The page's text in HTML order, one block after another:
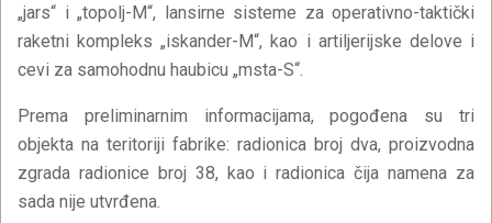
„jars“ i „topolj-M“, lansirne sisteme za operativno-taktički
raketni kompleks „iskander-M“, kao i artiljerijske delove i
cevi za samohodnu haubicu „msta-S“.
Prema preliminarnim informacijama, pogođena su tri
objekta na teritoriji fabrike: radionica broj dva, proizvodna
zgrada radionice broj 38, kao i radionica čija namena za
sada nije utvrđena.